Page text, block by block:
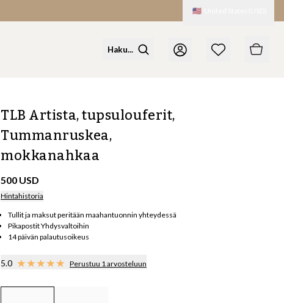
🇺🇸
TLB Artista, tupsulouferit,
Tummanruskea,
mokkanahkaa
500 USD
Hintahistoria
Tullit ja maksut peritään maahantuonnin yhteydessä
Pikapostit Yhdysvaltoihin
14 päivän palautusoikeus
5.0 Perustuu 1 arvosteluun